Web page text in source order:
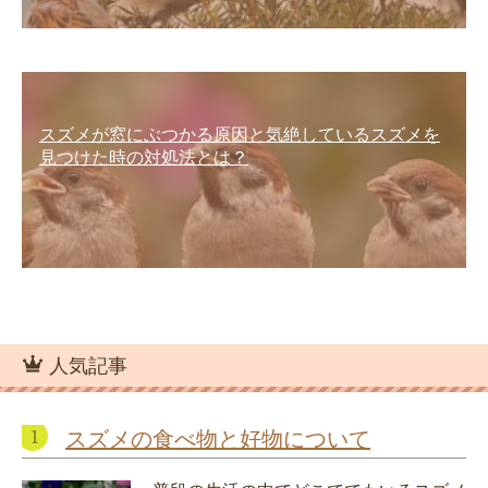
スズメが窓にぶつかる原因と気絶しているスズメを
見つけた時の対処法とは？
人気記事
スズメの食べ物と好物について